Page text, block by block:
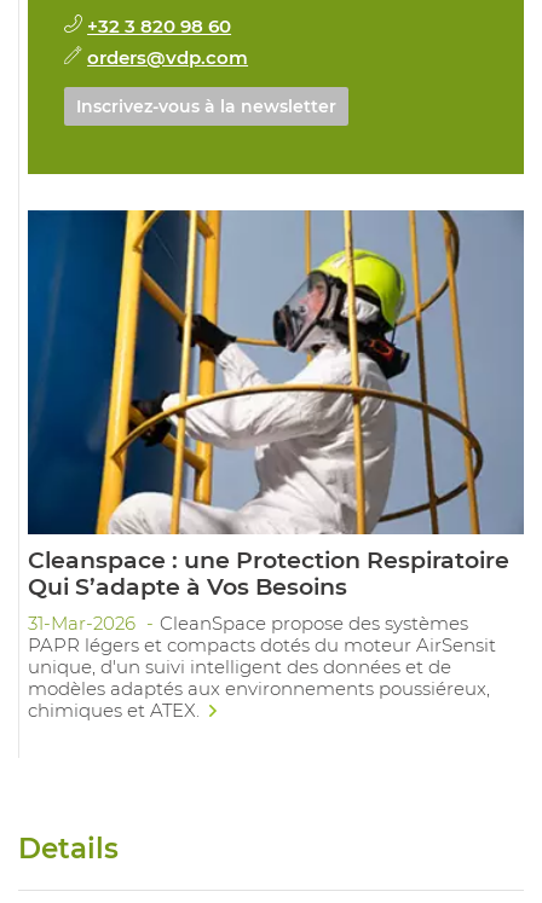
+32 3 820 98 60
orders@vdp.com
Inscrivez-vous à la newsletter
Cleanspace : une Protection Respiratoire
Qui S’adapte à Vos Besoins
31-Mar-2026
CleanSpace propose des systèmes
PAPR légers et compacts dotés du moteur AirSensit
unique, d'un suivi intelligent des données et de
modèles adaptés aux environnements poussiéreux,
chimiques et ATEX.
Details